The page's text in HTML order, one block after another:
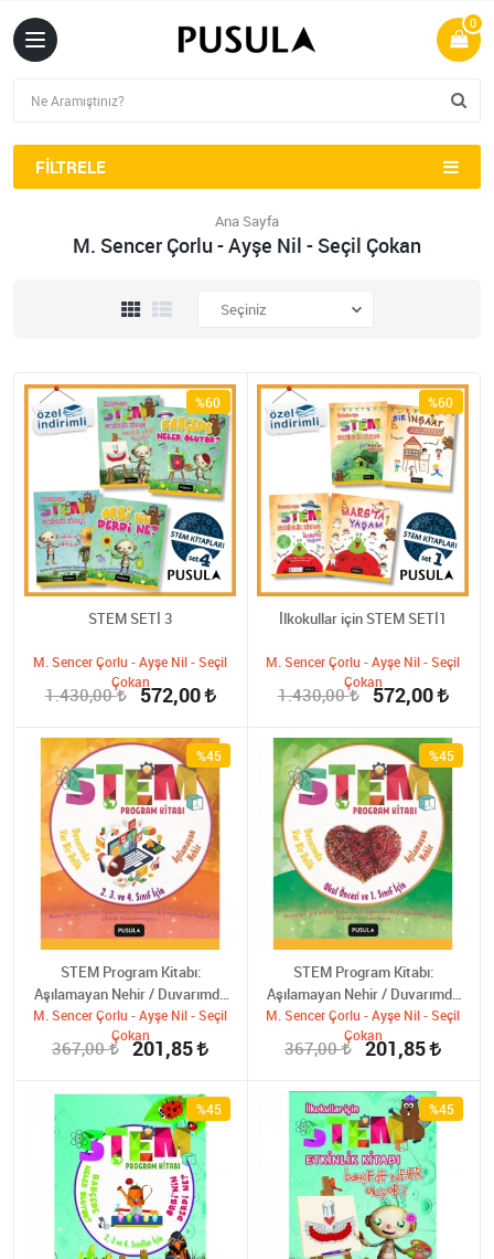
0
FILTRELE
Ana Sayfa
M. Sencer Çorlu - Ayşe Nil - Seçil Çokan
STEM SETİ 3
M. Sencer Çorlu - Ayşe Nil - Seçil
Çokan
1.430,00 572,00
%60
İlkokullar için STEM SETİ1
M. Sencer Çorlu - Ayşe Nil - Seçil
Çokan
1.430,00 572,00
%60
STEM Program Kitabı:
Aşılamayan Nehir / Duvarımda
Var Bir Delik: 2. 3. ve 4. sınıflar
için
M. Sencer Çorlu - Ayşe Nil - Seçil
Çokan
367,00 201,85
%45
STEM Program Kitabı:
Aşılamayan Nehir / Duvarımda
Var Bir Delik: Okul Öncesi ve
1.sınıflar için
M. Sencer Çorlu - Ayşe Nil - Seçil
Çokan
367,00 201,85
%45
%45 %45